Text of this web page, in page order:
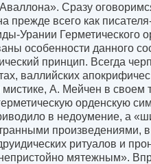
Аваллона». Сразу
прежде всего как
Урании Герметического
особенности данного
принцип. Всегда
валлийских
А. Мейчен в своем
орденскую
в недоумение, а
произведениями,
ритуалов и
мятежным».